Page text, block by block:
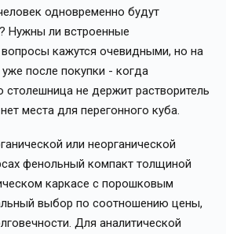
одновременно будут
Нужны ли встроенные
кажутся очевидными, но на
после покупки - когда
столешница не держит растворитель
места для перегонного куба.
или неорганической
фенольный компакт толщиной
каркасе с порошковым
выбор по соотношению цены,
Для аналитической